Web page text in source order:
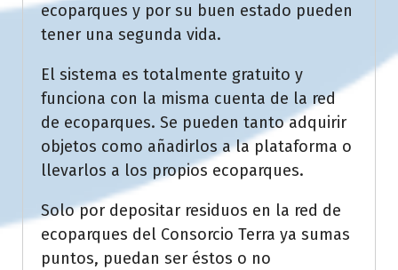
ecoparques y por su buen estado pueden
tener una segunda vida.
El sistema es totalmente gratuito y
funciona con la misma cuenta de la red
de ecoparques. Se pueden tanto adquirir
objetos como añadirlos a la plataforma o
llevarlos a los propios ecoparques.
Solo por depositar residuos en la red de
ecoparques del Consorcio Terra ya sumas
puntos, puedan ser éstos o no